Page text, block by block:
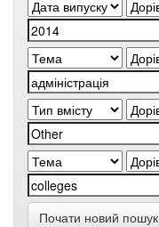
Почати новий пошук